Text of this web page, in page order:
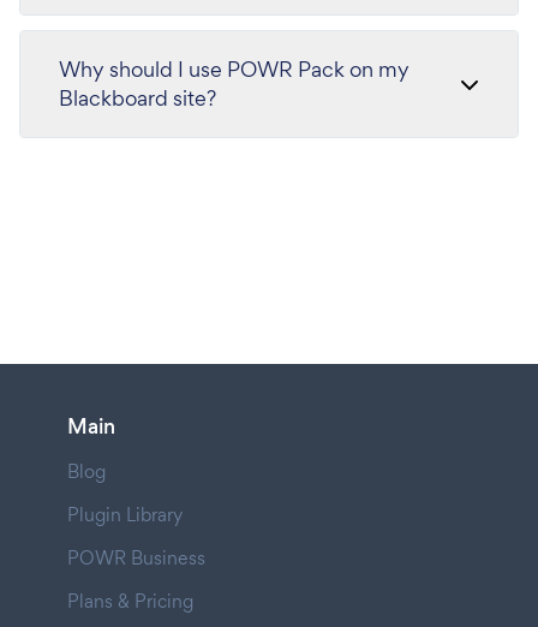
Why should I use POWR Pack on my
Blackboard site?
Main
Blog
Plugin Library
POWR Business
Plans & Pricing